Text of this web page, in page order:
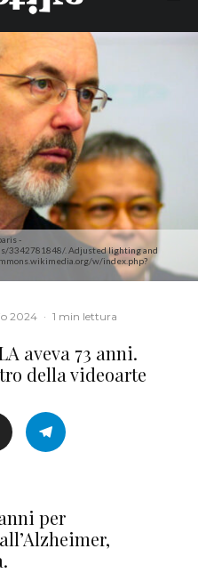
-
3342781848/. Adjusted lighting and
w/index.php?
2024 · 1 min lettura
aveva 73 anni.
della videoarte
per